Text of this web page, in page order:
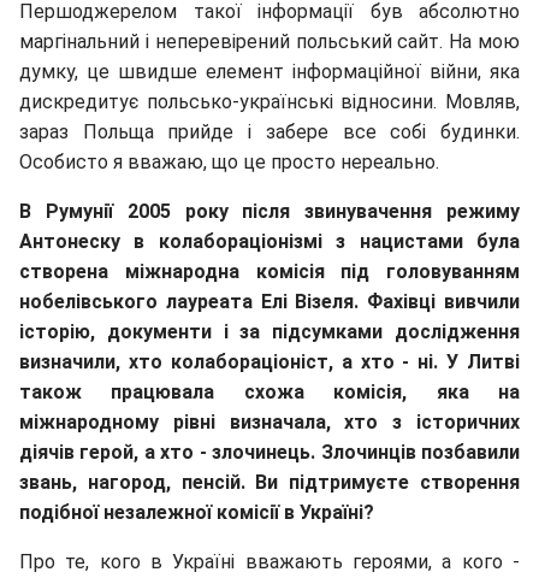
Першоджерелом такої інформації був абсолютно
маргінальний і неперевірений польський сайт. На мою
думку, це швидше елемент інформаційної війни, яка
дискредитує польсько-українські відносини. Мовляв,
зараз Польща прийде і забере все собі будинки.
Особисто я вважаю, що це просто нереально.
В Румунії 2005 року після звинувачення режиму
Антонеску в колабораціонізмі з нацистами була
створена міжнародна комісія під головуванням
нобелівського лауреата Елі Візеля. Фахівці вивчили
історію, документи і за підсумками дослідження
визначили, хто колабораціоніст, а хто - ні. У Литві
також працювала схожа комісія, яка на
міжнародному рівні визначала, хто з історичних
діячів герой, а хто - злочинець. Злочинців позбавили
звань, нагород, пенсій. Ви підтримуєте створення
подібної незалежної комісії в Україні?
Про те, кого в Україні вважають героями, а кого -